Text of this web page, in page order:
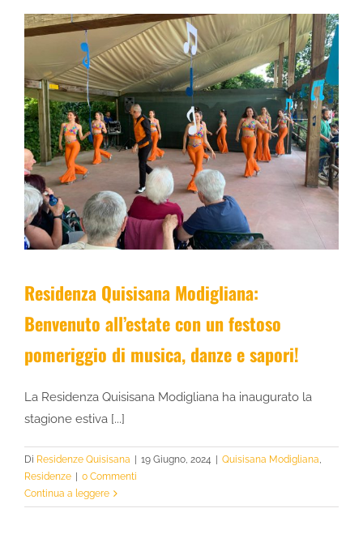
Residenza Quisisana Modigliana:
Benvenuto all’estate con un festoso
pomeriggio di musica, danze e sapori!
La Residenza Quisisana Modigliana ha inaugurato la
stagione estiva [...]
Di Residenze Quisisana 19 Giugno, 2024 Quisisana Modigliana,
Residenze
0 Commenti
Continua a leggere